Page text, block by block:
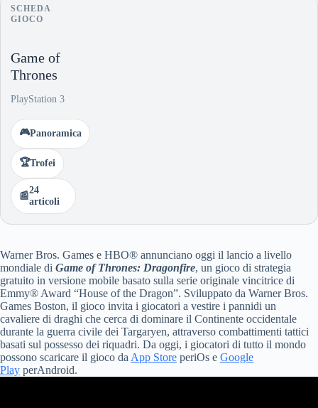
SCHEDA
GIOCO
Game of
Thrones
PlayStation 3
🎮Panoramica
🏆Trofei
📰
24
articoli
Warner Bros. Games e HBO® annunciano oggi il lancio a livello
mondiale di Game of Thrones: Dragonfire, un gioco di strategia
gratuito in versione mobile basato sulla serie originale vincitrice di
Emmy® Award “House of the Dragon”. Sviluppato da Warner Bros.
Games Boston, il gioco invita i giocatori a vestire i pannidi un
cavaliere di draghi che cerca di dominare il Continente occidentale
durante la guerra civile dei Targaryen, attraverso combattimenti tattici
basati sul possesso dei riquadri. Da oggi, i giocatori di tutto il mondo
possono scaricare il gioco daApp Store periOs e Google
Play perAndroid.